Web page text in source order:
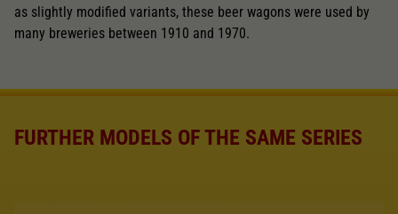
as slightly modified variants, these beer wagons were used by
many breweries between 1910 and 1970.
FURTHER MODELS OF THE SAME SERIES